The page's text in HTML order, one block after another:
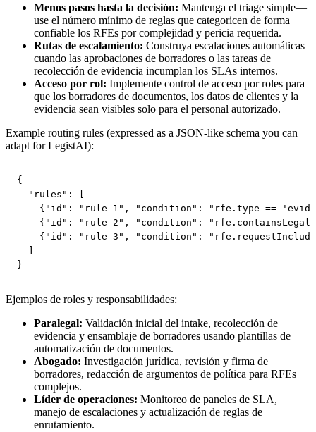
Menos pasos hasta la decisión: Mantenga el triage simple—
use el número mínimo de reglas que categoricen de forma
confiable los RFEs por complejidad y pericia requerida.
Rutas de escalamiento: Construya escalaciones automáticas
cuando las aprobaciones de borradores o las tareas de
recolección de evidencia incumplan los SLAs internos.
Acceso por rol: Implemente control de acceso por roles para
que los borradores de documentos, los datos de clientes y la
evidencia sean visibles solo para el personal autorizado.
Example routing rules (expressed as a JSON-like schema you can
adapt for LegistAI):
{
  "rules": [
{"id": "rule-1", "condition": "rfe.type ==
{"id": "rule-2", "condition":
{"id": "rule-3", "condition":
}
Ejemplos de roles y responsabilidades:
Paralegal: Validación inicial del intake, recolección de
evidencia y ensamblaje de borradores usando plantillas de
automatización de documentos.
Abogado: Investigación jurídica, revisión y firma de
borradores, redacción de argumentos de política para RFEs
complejos.
Líder de operaciones: Monitoreo de paneles de SLA,
manejo de escalaciones y actualización de reglas de
enrutamiento.